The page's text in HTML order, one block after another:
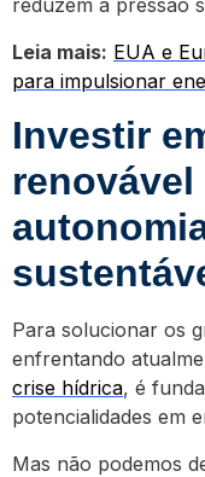
reduzem a pressão
Leia mais: EUA e
para impulsionar
Investir
Para solucionar os
enfrentando
crise hídrica, é
potencialidades em
Mas não podemos